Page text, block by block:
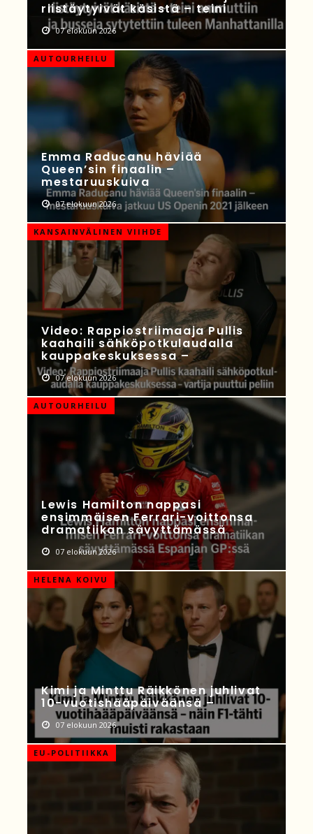
riistäytyivät käsistä – teini
07 elokuun 2026
AUTOURHEILU
Emma Raducanu häviää
Queen’sin finaalin –
mestaruuskuiva
07 elokuun 2026
KANSAINVÄLINEN VIIHDE
Video: Rappiostriimaaja Pullis
kaahaili sähköpotkulaudalla
kauppakeskuksessa –
07 elokuun 2026
AUTOURHEILU
Lewis Hamilton nappasi
ensimmäisen Ferrari-voittonsa
dramatiikan sävyttämässä
07 elokuun 2026
HELENA KOIVU
Kimi ja Minttu Räikkönen juhlivat
10-vuotishääpäiväänsä –
07 elokuun 2026
EU-POLITIIKKA